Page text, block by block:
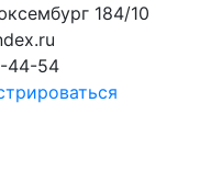
184/10
44-54